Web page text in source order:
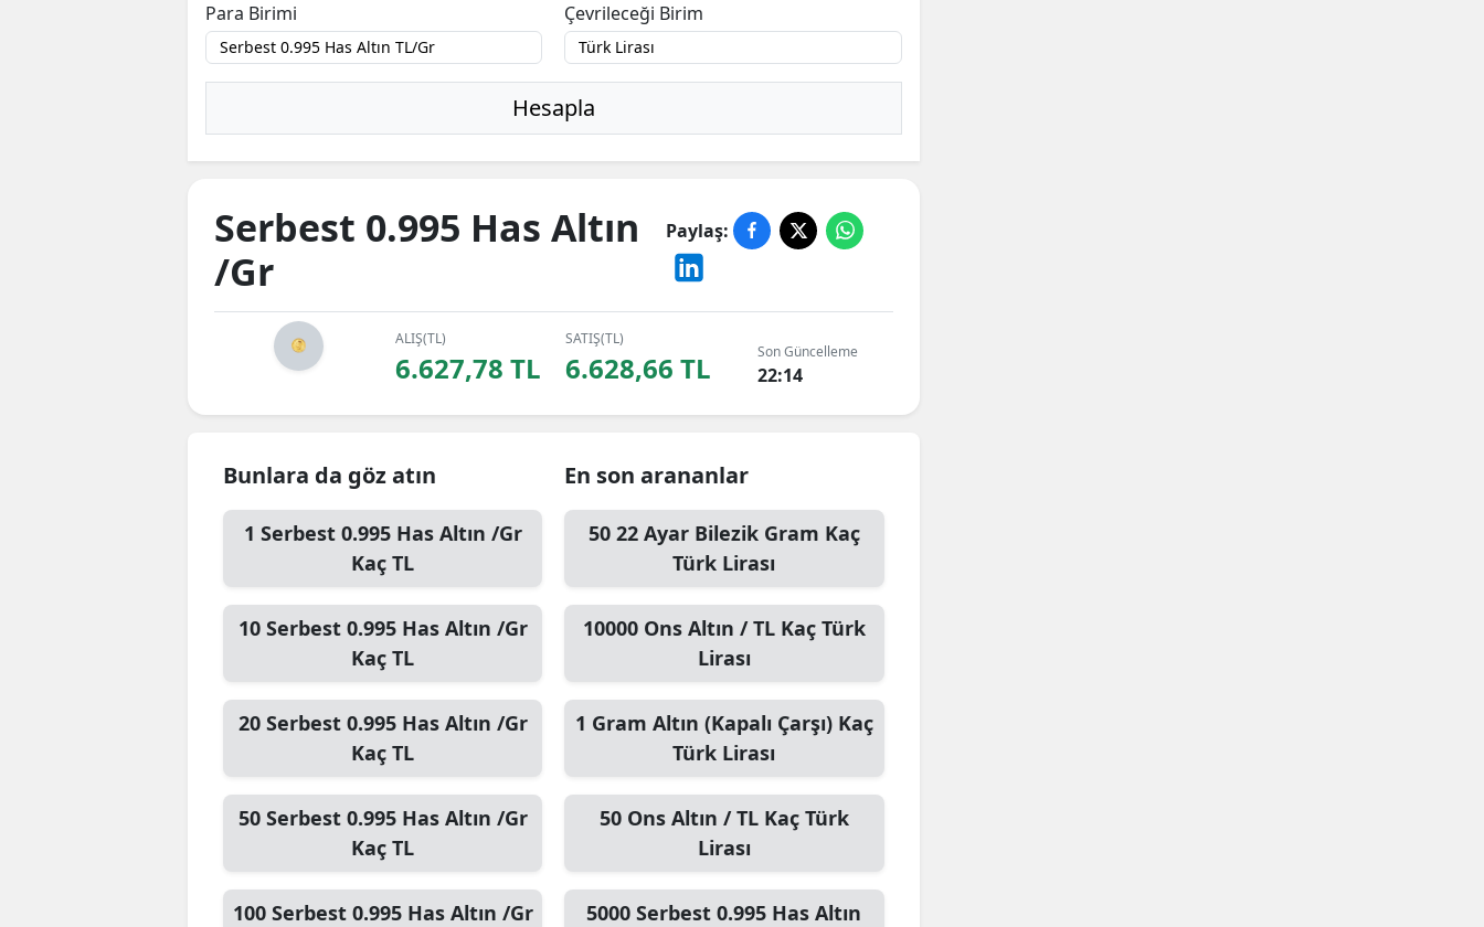
Para Birimi
Çevrileceği Birim
Hesapla
Serbest 0.995 Has Altın
/Gr
Paylaş:
ALIŞ(TL)
6.627,78 TL
SATIŞ(TL)
6.628,66 TL Son Güncelleme
22:14
Bunlara da göz atın
1 Serbest 0.995 Has Altın /Gr
Kaç TL
10 Serbest 0.995 Has Altın /Gr
Kaç TL
20 Serbest 0.995 Has Altın /Gr
Kaç TL
50 Serbest 0.995 Has Altın /Gr
Kaç TL
100 Serbest 0.995 Has Altın /Gr
En son arananlar
50 22 Ayar Bilezik Gram Kaç
Türk Lirası
10000 Ons Altın / TLKaç Türk
Lirası
1 Gram Altın (Kapalı Çarşı)Kaç
Türk Lirası
50 Ons Altın / TLKaç Türk
Lirası
5000Serbest 0.995 Has Altın